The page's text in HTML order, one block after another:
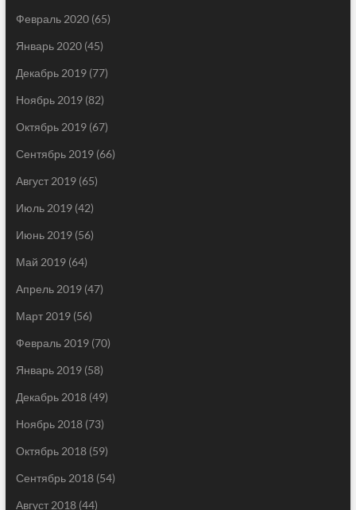
Февраль 2020(65)
Январь 2020(45)
Декабрь 2019(77)
Ноябрь 2019(82)
Октябрь 2019(67)
Сентябрь 2019(66)
Август 2019(65)
Июль 2019(42)
Июнь 2019(56)
Май 2019(64)
Апрель 2019(47)
Март 2019(56)
Февраль 2019(70)
Январь 2019(58)
Декабрь 2018(49)
Ноябрь 2018(73)
Октябрь 2018(59)
Сентябрь 2018(54)
Август 2018(44)